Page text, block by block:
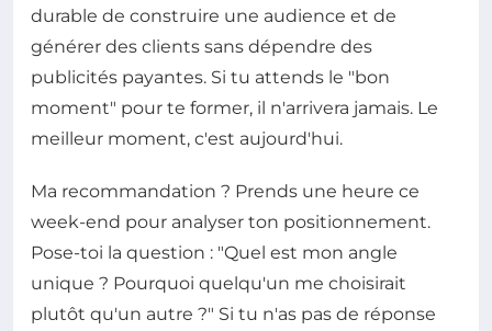
durable de construire une audience et de
générer des clients sans dépendre des
publicités payantes. Si tu attends le "bon
moment" pour te former, il n'arrivera jamais. Le
meilleur moment, c'est aujourd'hui.
Ma recommandation ? Prends une heure ce
week-end pour analyser ton positionnement.
Pose-toi la question : "Quel est mon angle
unique ? Pourquoi quelqu'un me choisirait
plutôt qu'un autre ?" Si tu n'as pas de réponse